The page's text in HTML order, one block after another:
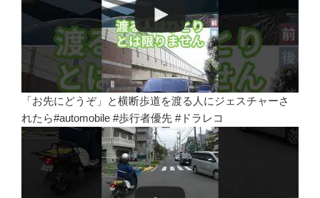
「お先にどうぞ」と横断歩道を渡る人にジェスチャーさ
れたら#automobile #歩行者優先 #ドラレコ